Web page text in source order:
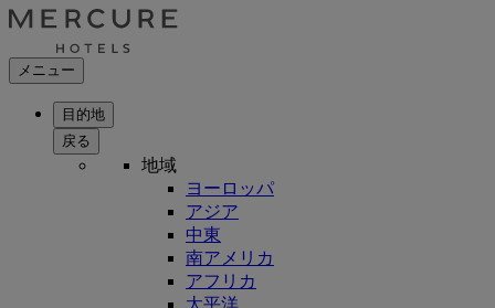
メニュー
目的地
戻る
地域
ヨーロッパ
アジア
中東
南アメリカ
アフリカ
太平洋